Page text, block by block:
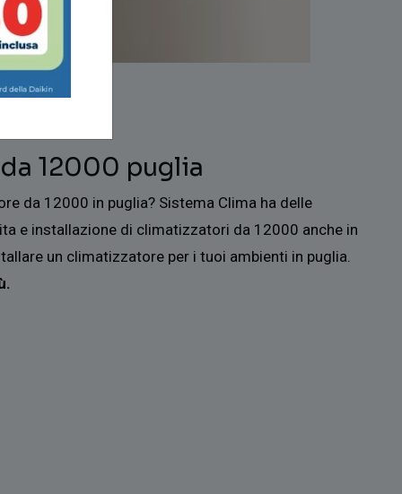
12000 puglia
da 12000 in puglia? Sistema Clima ha delle
e installazione di climatizzatori da 12000 anche in
un climatizzatore per i tuoi ambienti in puglia.